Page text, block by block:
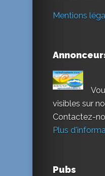
Mentions
visibles sur
Contactez-
Plus
Pubs